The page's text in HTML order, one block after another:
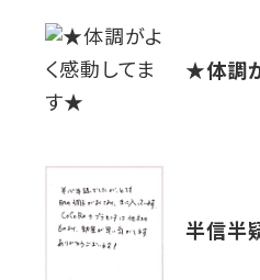
★体調
半信半疑